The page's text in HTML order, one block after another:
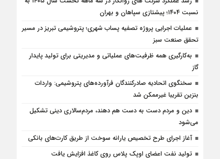
نسبت ۱۴۰۴؛ پیشتازی سپاهان و بهران
عملیات اجرایی پروژه تصفیه پساب شهری؛ پتروشیمی تبریز در مسیر
تحقق صنعت سبز
به‌کارگیری همه ظرفیت‌های عملیاتی و مدیریتی برای تولید پایدار
گاز
سخنگوی اتحادیه صادرکنندگان فرآورده‌های پتروشیمی: واردات
بنزین تقریبا غیرممکن شد
دین و مردم دست به‌ دست هم دهند، مردم‌سالاری دینی تشکیل
می‌شود
آغاز اجرای طرح تخصیص یارانه سوخت از طریق کارت‌های بانکی
تولید نفت اعضای اوپک پلاس روی کاغذ افزایش یافت